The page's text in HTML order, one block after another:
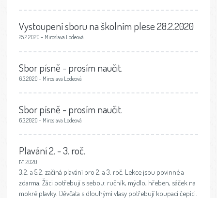
Vystoupení sboru na školním plese 28.2.2020
25.2.2020 – Miroslava Lodeová
Sbor písně - prosím naučit.
6.3.2020 – Miroslava Lodeová
Sbor písně - prosím naučit.
6.3.2020 – Miroslava Lodeová
Plavání 2. - 3. roč.
17.1.2020
3.2. a 5.2. začíná plavání pro 2. a 3. roč. Lekce jsou povinné a
zdarma. Žáci potřebují s sebou: ručník, mýdlo, hřeben, sáček na
mokré plavky. Děvčata s dlouhými vlasy potřebují koupací čepici.